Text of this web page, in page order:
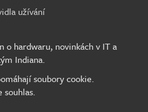
užívání
o hardwaru, novinkách v IT a
Indiana.
soubory cookie.